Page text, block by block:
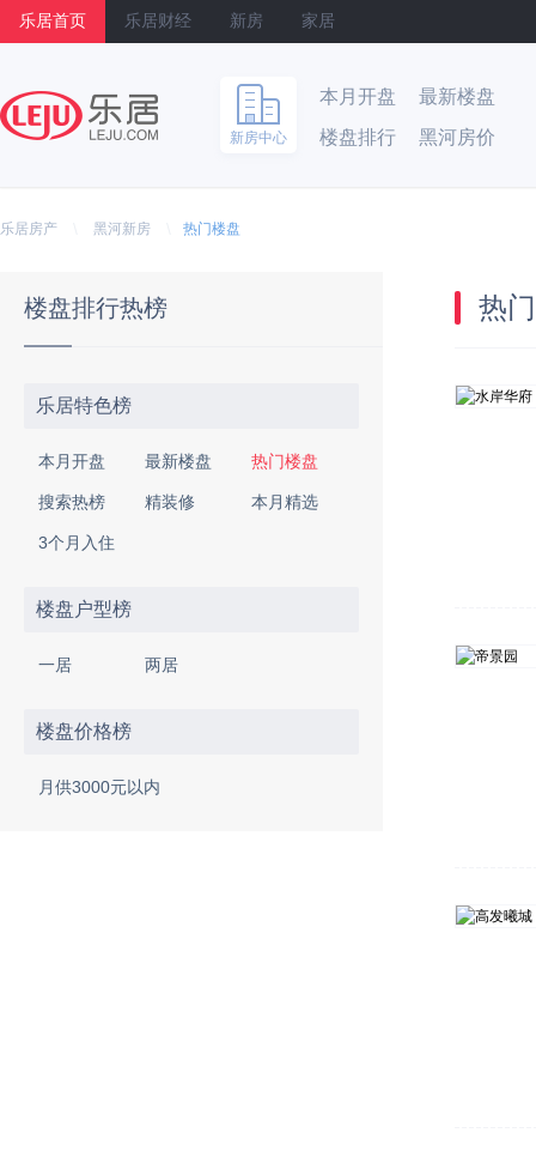
乐居首页 乐居财经 新房 家居
新房中心
本月开盘
最新楼盘
楼盘排行
黑河房价
乐居房产 黑河新房 热门楼盘
楼盘排行热榜
乐居特色榜
本月开盘 最新楼盘 热门楼盘
搜索热榜 精装修 本月精选
3个月入住
楼盘户型榜
一居 两居
楼盘价格榜
月供3000元以内
热